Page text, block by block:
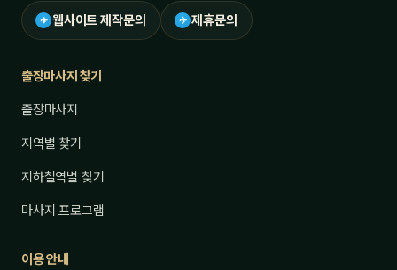
✈ 웹사이트 제작문의 ✈ 제휴문의
출장마사지 찾기
출장마사지
지역별 찾기
지하철역별 찾기
마사지 프로그램
이용 안내